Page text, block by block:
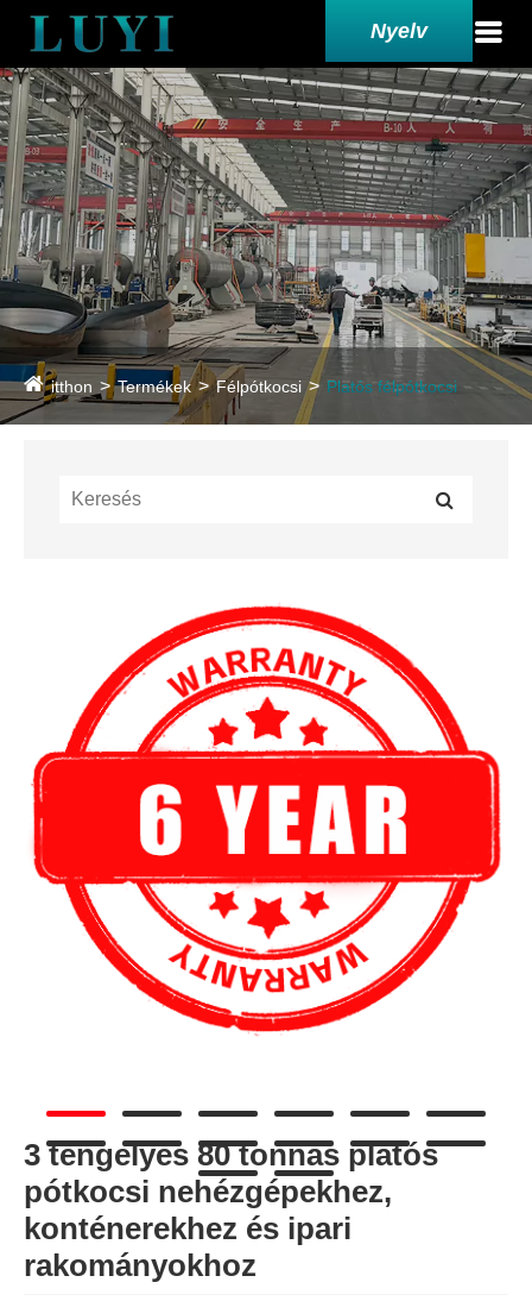
Nyelv
itthon Termékek Félpótkocsi Platós félpótkocsi
3 tengelyes 80 tonnás platós
pótkocsi nehézgépekhez,
konténerekhez és ipari
rakományokhoz